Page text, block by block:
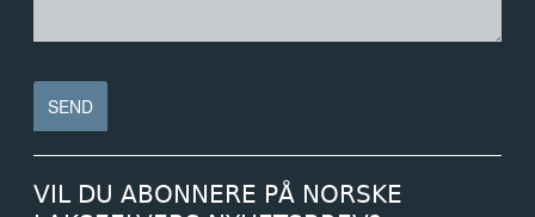
VIL DU ABONNERE PÅ NORSKE